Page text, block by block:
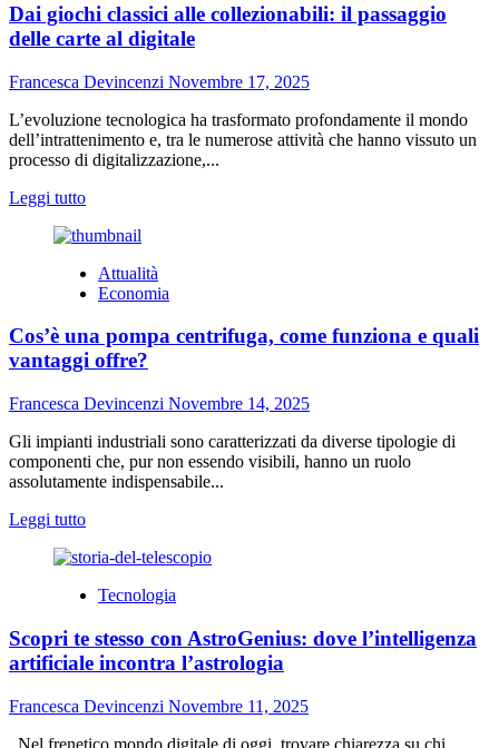
ottenere
servizi
di
qualità
Dai giochi classici alle collezionabili: il passaggio
delle carte al digitale
Francesca Devincenzi Novembre 17, 2025
L’evoluzione tecnologica ha trasformato profondamente il mondo
dell’intrattenimento e, tra le numerose attività che hanno vissuto un
processo di digitalizzazione,...
Leggi tuttoLeggi
più
Dai
giochi
alle
collezionabili:
passaggio
delle
carte
al
digitale
Attualità
Economia
Cos’è una pompa centrifuga, come funziona e quali
vantaggi offre?
Francesca Devincenzi Novembre 14, 2025
Gli impianti industriali sono caratterizzati da diverse tipologie di
componenti che, pur non essendo visibili, hanno un ruolo
assolutamente indispensabile...
Leggi tuttoLeggi
più
Cos’è
pompa
centrifuga,
come
funziona
e
quali
Tecnologia
Scopri te stesso con AstroGenius: dove l’intelligenza
artificiale incontra l’astrologia
Francesca Devincenzi Novembre 11, 2025
Nel frenetico mondo digitale di oggi, trovare chiarezza su chi